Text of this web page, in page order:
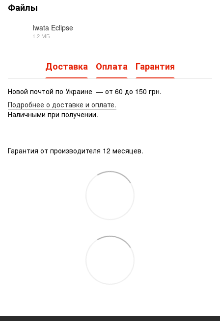
Файлы
Iwata Eclipse
1.2 МБ
Доставка Оплата Гарантия
Новой почтой по Украине — от 60 до 150 грн.
Подробнее о доставке и оплате.
Наличными при получении.
Гарантия от производителя 12 месяцев.